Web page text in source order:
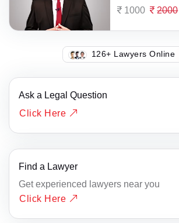
1000 2000
126+ Lawyers Online
Ask a Legal Question
Click Here
Find a Lawyer
Get experienced lawyers near you
Click Here